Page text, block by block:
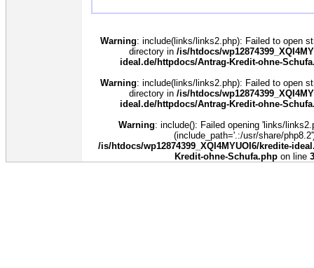
Warning: include(links/links2.php): Failed to open
directory in /is/htdocs/
ideal.de/httpdocs/Antrag-Kredit-ohne-
Warning: include(links/links2.php): Failed to open
directory in /is/htdocs/
ideal.de/httpdocs/Antrag-Kredit-ohne-
Warning: include(): Failed opening 'links/
(include_path='.:/usr/share/
/is/htdocs/wp12874399_XQI4MYUOI6/kredite-
Kredit-ohne-Schufa.phpon line